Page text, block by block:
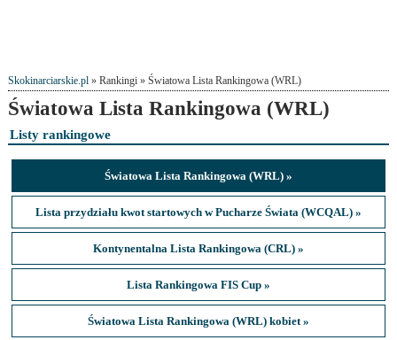
Skokinarciarskie.pl» Rankingi » Światowa Lista Rankingowa (WRL)
Światowa Lista Rankingowa (WRL)
Listy rankingowe
Światowa Lista Rankingowa (WRL) »
Lista przydziału kwot startowych w Pucharze Świata (WCQAL) »
Kontynentalna Lista Rankingowa (CRL) »
Lista Rankingowa FIS Cup »
Światowa Lista Rankingowa (WRL) kobiet »